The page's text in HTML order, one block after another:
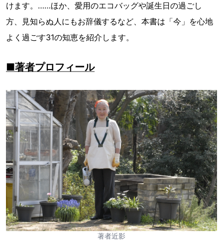
けます。……ほか、愛用のエコバッグや誕生日の過ごし
方、見知らぬ人にもお辞儀するなど、本書は「今」を心地
よく過ごす31の知恵を紹介します。
■著者プロフィール
著者近影